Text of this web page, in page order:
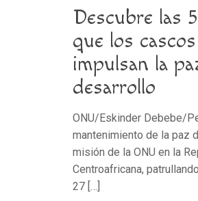
Descubre las
que los
impulsan la
desarrollo
ONU/Eskinder Debebe/
mantenimiento de la paz
misión de la ONU en la
Centroafricana,
27 […]